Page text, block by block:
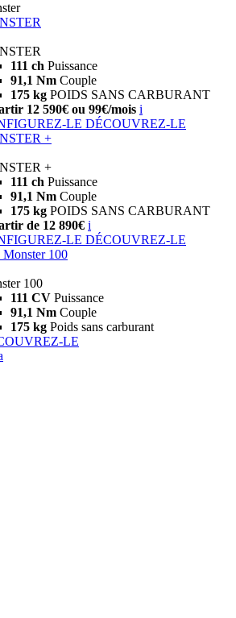
111 ch Puissance
91,1 Nm Couple
175 kg POIDS SANS CARBURANT
12 590€ ou 99€/mois i
LE DÉCOUVREZ-LE
+
+
111 ch Puissance
91,1 Nm Couple
175 kg POIDS SANS CARBURANT
de 12 890€ i
LE DÉCOUVREZ-LE
Monster 100
100
111 CV Puissance
91,1 Nm Couple
175 kg Poids sans carburant
LE